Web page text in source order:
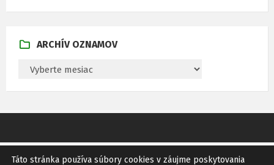
ARCHÍV OZNAMOV
V
N
A
GDPR SITEMAP RSS
Táto stránka používa súbory cookies v záujme poskytovania